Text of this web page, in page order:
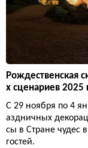
Рождественская
х сценариев 2025
С 29 ноября по 4
аздничных
сы в Стране чудес
гостей.